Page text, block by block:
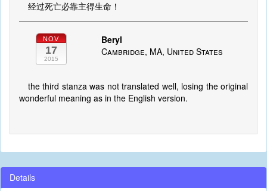
经过死亡必靠主得生命！
NOV
17
2015
Beryl
Cambridge, MA, United States
the third stanza was not translated well, losing the original
wonderful meaning as in the English version.
Details